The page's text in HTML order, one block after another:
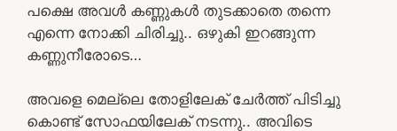
പക്ഷെ അവൾ കണ്ണുകൾ തുടക്കാതെ തന്നെ
എന്നെ നോക്കി ചിരിച്ചു.. ഒഴുകി ഇറങ്ങുന്ന
കണ്ണുനീരോടെ…
അവളെ മെല്ലെ തോളിലേക് ചേർത്ത് പിടിച്ചു
കൊണ്ട് സോഫയിലേക് നടന്നു.. അവിടെ